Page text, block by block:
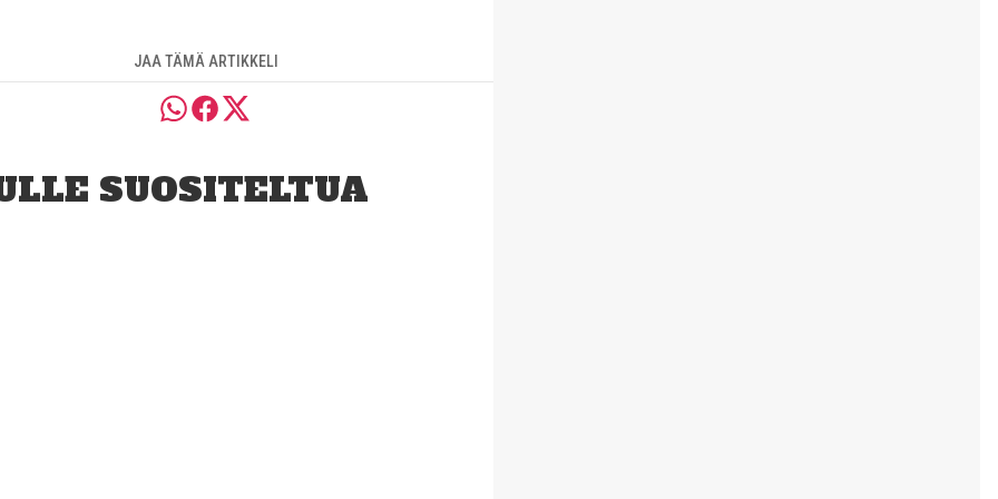
JAA TÄMÄ ARTIKKELI
SUOSITELTUA